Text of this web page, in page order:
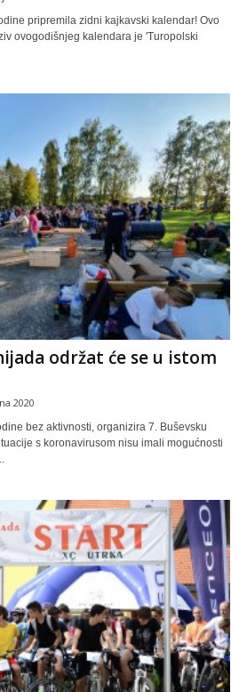
pripremila zidni kajkavski kalendar! Ovo
ovogodišnjeg kalendara je 'Turopolski
održat će se u istom
2020
bez aktivnosti, organizira 7. Buševsku
s koronavirusom nisu imali mogućnosti